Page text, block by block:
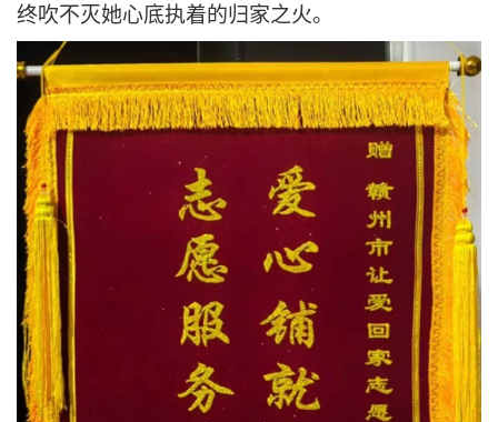
终吹不灭她心底执着的归家之火。